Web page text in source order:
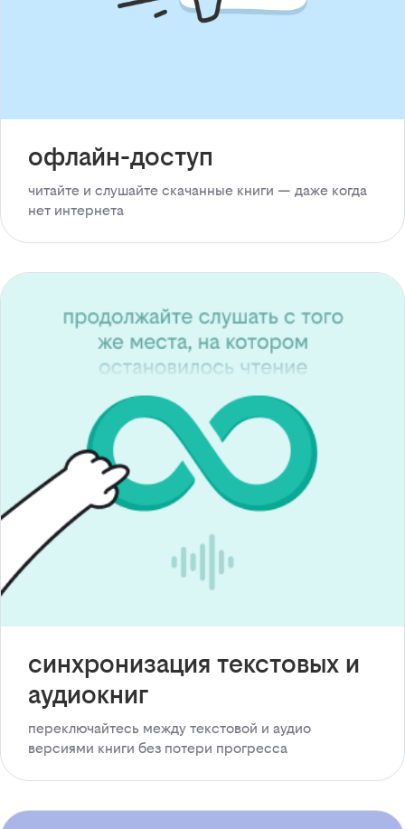
офлайн-доступ
читайте и слушайте скачанные книги — даже когда
нет интернета
синхронизация текстовых и
аудиокниг
переключайтесь между текстовой и аудио
версиями книги без потери прогресса